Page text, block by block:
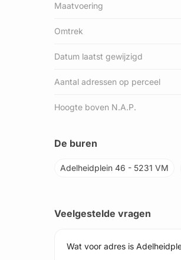
Maatvoering
Omtrek
Datum laatst gewijzigd
Aantal adressen op perceel
Hoogte boven N.A.P.
De buren
Adelheidplein 46 - 5231 VM
Veelgestelde vragen
Wat voor adres is